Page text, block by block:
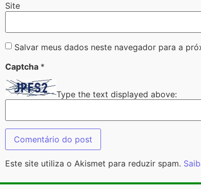
Site
Salvar meus dados neste navegador para a
Captcha *
Type the text displayed above:
Este site utiliza o Akismet para reduzir spam.